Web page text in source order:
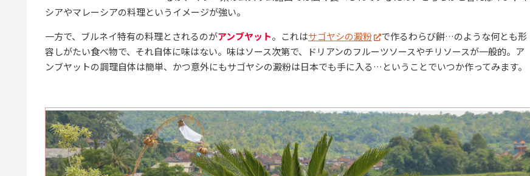
シアやマレーシアの料理というイメージが強い。
一方で、ブルネイ特有の料理とされるのがアンブヤット。これはサゴヤシの澱粉
で作るわらび餅…のような何とも形
容しがたい食べ物で、それ自体に味はない。味はソース次第で、ドリアンのフルーツソースやチリソースが一般的。ア
ンブヤットの調理自体は簡単、かつ意外にもサゴヤシの澱粉は日本でも手に入る…ということでいつか作ってみます。